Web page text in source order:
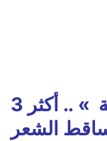
من أهمها « الغدة الدرقية » .. أكثر 3
الشعر